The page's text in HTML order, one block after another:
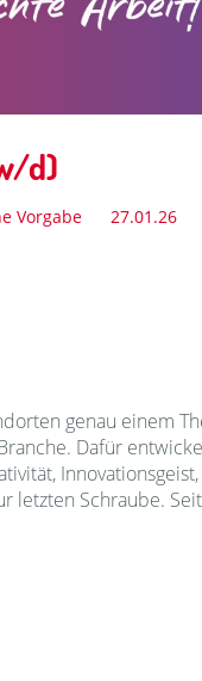
d)
Vorgabe 27.01.26
genau einem
Dafür
Innovationsgeist,
letzten Schraube.